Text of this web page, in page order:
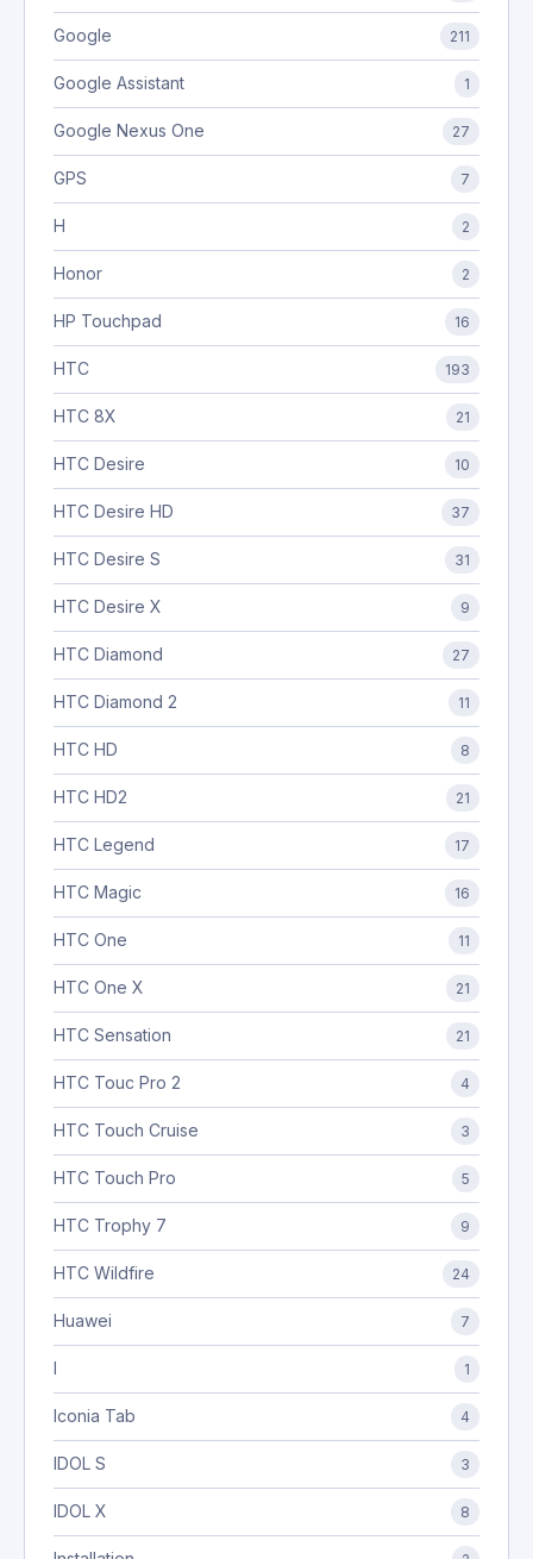
Google 211
Google Assistant 1
Google Nexus One 27
GPS 7
H 2
Honor 2
HP Touchpad 16
HTC 193
HTC 8X 21
HTC Desire 10
HTC Desire HD 37
HTC Desire S 31
HTC Desire X 9
HTC Diamond 27
HTC Diamond 2 11
HTC HD 8
HTC HD2 21
HTC Legend 17
HTC Magic 16
HTC One 11
HTC One X 21
HTC Sensation 21
HTC Touc Pro 2 4
HTC Touch Cruise 3
HTC Touch Pro 5
HTC Trophy 7 9
HTC Wildfire 24
Huawei 7
I 1
Iconia Tab 4
IDOL S 3
IDOL X 8